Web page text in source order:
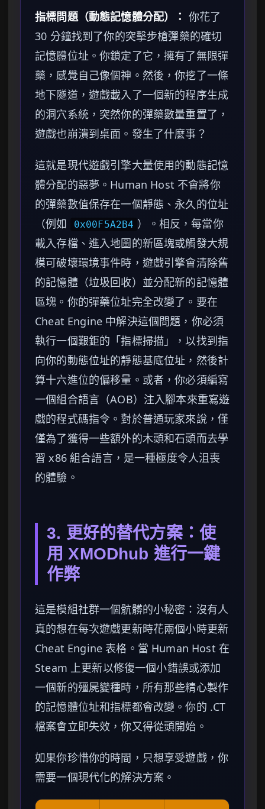
指標問題（動態記憶體分配）： 你花了
30 分鐘找到了你的突擊步槍彈藥的確切
記憶體位址。你鎖定了它，擁有了無限彈
藥，感覺自己像個神。然後，你挖了一條
地下隧道，遊戲載入了一個新的程序生成
的洞穴系統，突然你的彈藥數量重置了，
遊戲也崩潰到桌面。發生了什麼事？
這就是現代遊戲引擎大量使用的動態記憶
體分配的惡夢。Human Host 不會將你
的彈藥數值保存在一個靜態、永久的位址
（例如
0x00F5A2B4 ）。相反，每當你
載入存檔、進入地圖的新區塊或觸發大規
模可破壞環境事件時，遊戲引擎會清除舊
的記憶體（垃圾回收）並分配新的記憶體
區塊。你的彈藥位址完全改變了。要在
Cheat Engine 中解決這個問題，你必須
執行一個艱鉅的「指標掃描」，以找到指
向你的動態位址的靜態基底位址，然後計
算十六進位的偏移量。或者，你必須編寫
一個組合語言（AOB）注入腳本來重寫遊
戲的程式碼指令。對於普通玩家來說，僅
僅為了獲得一些額外的木頭和石頭而去學
習 x86 組合語言，是一種極度令人沮喪
的體驗。
3. 更好的替代方案：使
用 XMODhub 進行一鍵
作弊
這是模組社群一個骯髒的小秘密：沒有人
真的想在每次遊戲更新時花兩個小時更新
Cheat Engine 表格。當 Human Host 在
Steam 上更新以修復一個小錯誤或添加
一個新的殭屍變種時，所有那些精心製作
的記憶體位址和指標都會改變。你的 .CT
檔案會立即失效，你又得從頭開始。
如果你珍惜你的時間，只想享受遊戲，你
需要一個現代化的解決方案。